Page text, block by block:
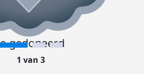
gedoneerd
1 van 3